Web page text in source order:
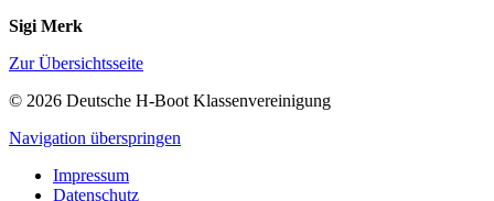
Sigi Merk
Zur Übersichtsseite
© 2026 Deutsche H-Boot Klassenvereinigung
Navigation überspringen
Impressum
Datenschutz